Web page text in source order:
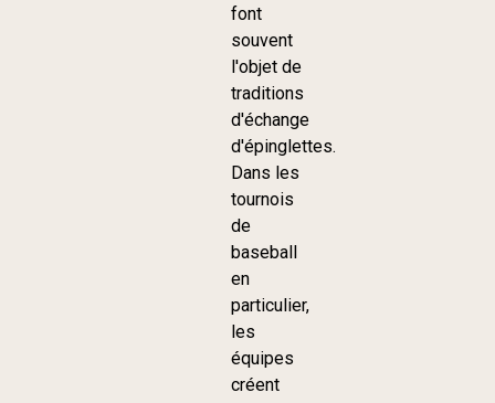
font
souvent
l'objet de
traditions
d'échange
d'épinglettes.
Dans les
tournois
de
baseball
en
particulier,
les
équipes
créent